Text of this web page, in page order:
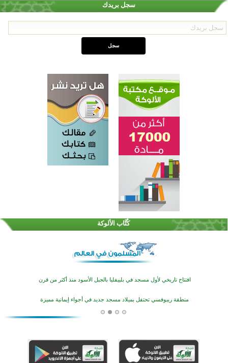
سجل بريدك
كُتَّاب الألوكة
اختتام الدورة التاسعة لمسابقة حفظ وتلاوة القرآن الكريم في أزناكاييف
تيسليتش تختتم برنامجا تعليميا لتعزيز القيم وبناء الشخصية للشباب المسلمين
اختتام منافسات قرآنية متميزة في بنغلاديش بمشاركة 3000 متسابق
أكبر مشروع إسلامي في ريف أستراليا يفتتح أبوابه بعد سنوات من العمل والعطاء
اختتام الدورة التاسعة لمسابقة حفظ وتلاوة القرآن الكريم في أزناكاييف